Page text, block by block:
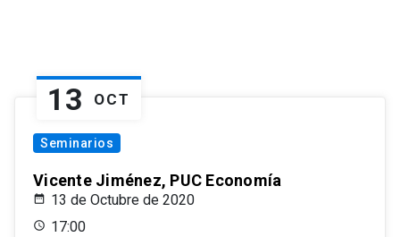
13 OCT
Seminarios
Vicente Jiménez, PUC Economía
13 de Octubre de 2020
17:00